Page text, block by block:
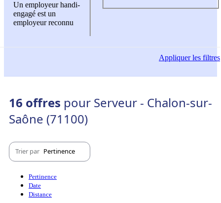
Un employeur handi-
engagé est un
employeur reconnu
Appliquerles filtres
16 offres pour Serveur - Chalon-sur-
Saône (71100)
Trier par Pertinence
Pertinence
Date
Distance